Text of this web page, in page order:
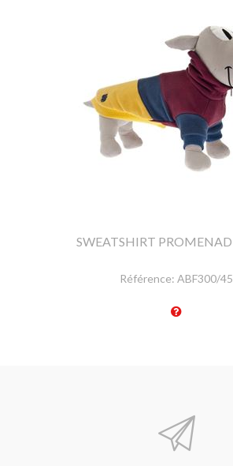
SWEATSHIRT
Référence: ABF300/45